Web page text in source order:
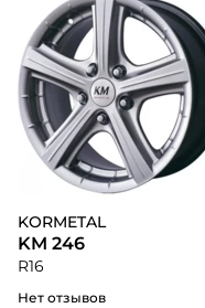
KORMETAL
KM 246
R16
Нет отзывов